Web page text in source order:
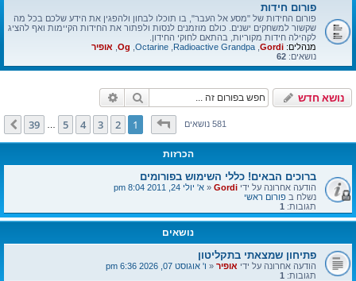
פורום חידות
פורום החידות של "מסע אל העבר", בו תוכלו לבחון ולהפגין את הידע שלכם בכל מה
שקשור למשחקים ישנים. כולם מוזמנים לנסות ולפתור את החידות הקיימות ואף להציג
לקהילה חידות מקוריות, בהתאם לחוקי החידון.
מנהלים: Gordi
,
Radioactive Grandpa
,
Octarine
,
Og
, אופיר
נושאים: 62
נושא חדש חיפוש
581 נושאיםדף1מתוך39
1
2
3
4
5
39 הבא
הכרזות
ברוכים הבאים! כללי השימוש בפורומים
הודעה אחרונה על ידי Gordi
«א' יולי 24, 2011 8:04 pm
נשלח בפורום ראשי
תגובות: 1
נושאים
פתיחון שמצאתי בתקליטון
הודעה אחרונה על ידי אופיר«ו' אוגוסט 07, 2026 6:36 pm
תגובות: 1